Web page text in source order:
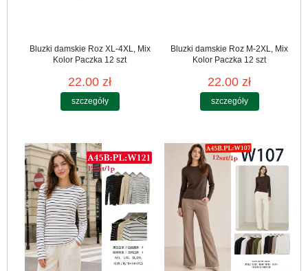
Bluzki damskie Roz XL-4XL, Mix
Kolor Paczka 12 szt
22.00 zł
szczegóły
Bluzki damskie Roz M-2XL, Mix
Kolor Paczka 12 szt
22.00 zł
szczegóły